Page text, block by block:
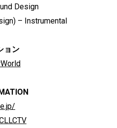
Design
– Instrumental
ョン